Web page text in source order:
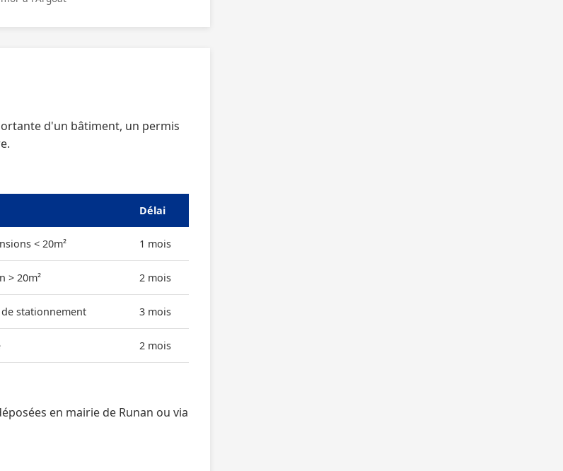
d'un bâtiment, un permis
Délai
< 20m² 1 mois
> 20m² 2 mois
stationnement 3 mois
2 mois
en mairie de Runan ou via